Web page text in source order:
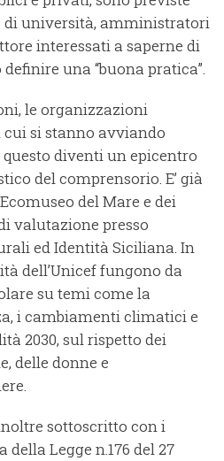
di università, amministratori
interessati a saperne di
una “buona pratica”.
le organizzazioni
si stanno avviando
diventi un epicentro
del comprensorio. E’ già
del Mare e dei
valutazione presso
ed Identità Siciliana. In
dell’Unicef fungono da
su temi come la
i cambiamenti climatici e
2030, sul rispetto dei
delle donne e
sottoscritto con i
Legge n.176 del 27